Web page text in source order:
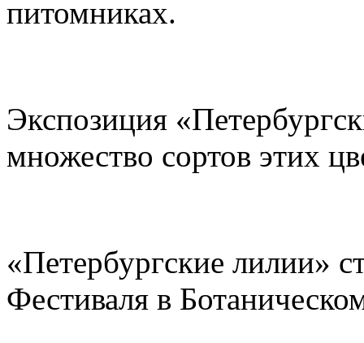
питомниках.
Экспозиция
множество сортов этих
«Петербургские лилии»
Фестиваля в